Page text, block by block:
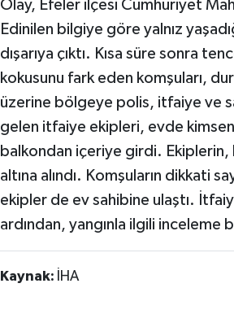
Olay, Efeler ilçesi Cumhuriyet
Edinilen bilgiye göre yalnız
dışarıya çıktı. Kısa süre sonra
kokusunu fark eden komşuları,
üzerine bölgeye polis, itfaiye ve
gelen itfaiye ekipleri, evde
balkondan içeriye girdi. Ekiplerin,
altına alındı. Komşuların dikkati
ekipler de ev sahibine ulaştı.
ardından, yangınla ilgili inceleme
Kaynak: İHA